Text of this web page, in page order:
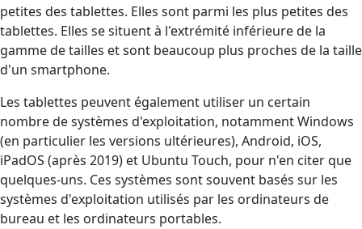
petites des tablettes. Elles sont parmi les plus petites des
tablettes. Elles se situent à l'extrémité inférieure de la
gamme de tailles et sont beaucoup plus proches de la taille
d'un smartphone.
Les tablettes peuvent également utiliser un certain
nombre de systèmes d'exploitation, notamment Windows
(en particulier les versions ultérieures), Android, iOS,
iPadOS (après 2019) et Ubuntu Touch, pour n'en citer que
quelques-uns. Ces systèmes sont souvent basés sur les
systèmes d'exploitation utilisés par les ordinateurs de
bureau et les ordinateurs portables.